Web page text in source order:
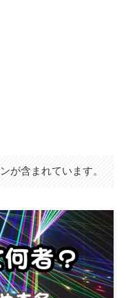
が含まれています。